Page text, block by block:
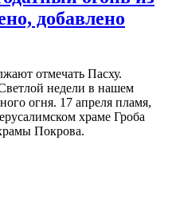
добавлено
отмечать Пасху.
недели в нашем
огня. 17 апреля пламя,
храме Гроба
Покрова.